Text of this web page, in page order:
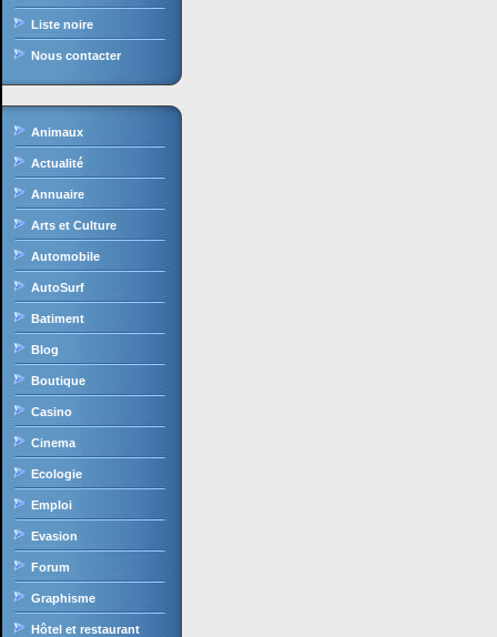
Liste noire
Nous contacter
Animaux
Actualité
Annuaire
Arts et Culture
Automobile
AutoSurf
Batiment
Blog
Boutique
Casino
Cinema
Ecologie
Emploi
Evasion
Forum
Graphisme
Hôtel et restaurant